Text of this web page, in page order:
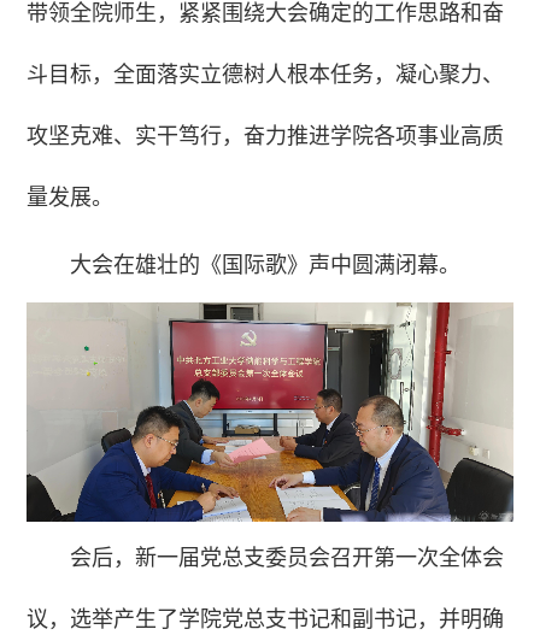
带领全院师生，紧紧围绕大会确定的工作思路和奋
斗目标，全面落实立德树人根本任务，凝心聚力、
攻坚克难、实干笃行，奋力推进学院各项事业高质
量发展。
大会在雄壮的《国际歌》声中圆满闭幕。
会后，新一届党总支委员会召开第一次全体会
议，选举产生了学院党总支书记和副书记，并明确